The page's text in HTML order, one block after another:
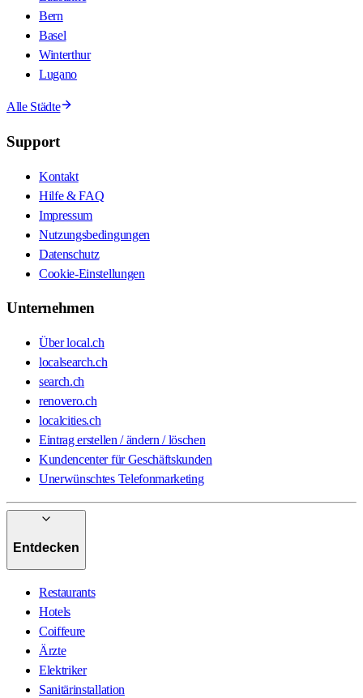
Bern
Basel
Winterthur
Lugano
Alle Städte
Support
Kontakt
Hilfe & FAQ
Impressum
Nutzungsbedingungen
Datenschutz
Cookie-Einstellungen
Unternehmen
Über local.ch
localsearch.ch
search.ch
renovero.ch
localcities.ch
Eintrag erstellen / ändern / löschen
Kundencenter für Geschäftskunden
Unerwünschtes Telefonmarketing
Entdecken
Restaurants
Hotels
Coiffeure
Ärzte
Elektriker
Sanitärinstallation